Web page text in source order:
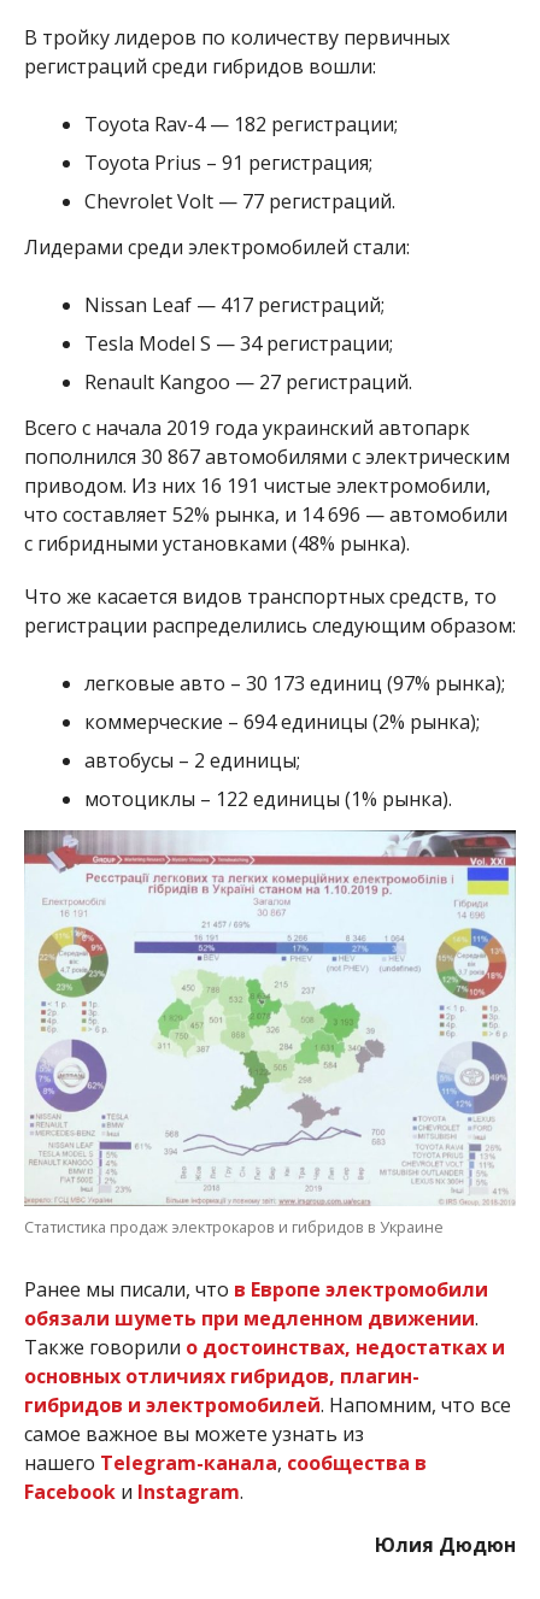
В тройку лидеров по количеству первичных
регистраций среди гибридов вошли:
Toyota Rav-4 — 182 регистрации;
Toyota Prius – 91 регистрация;
Chevrolet Volt — 77 регистраций.
Лидерами среди электромобилей стали:
Nissan Leaf — 417 регистраций;
Tesla Model S — 34 регистрации;
Renault Kangoo — 27 регистраций.
Всего с начала 2019 года украинский автопарк
пополнился 30 867 автомобилями с электрическим
приводом. Из них 16 191 чистые электромобили,
что составляет 52% рынка, и 14 696 — автомобили
с гибридными установками (48% рынка).
Что же касается видов транспортных средств, то
регистрации распределились следующим образом:
легковые авто – 30 173 единиц (97% рынка);
коммерческие – 694 единицы (2% рынка);
автобусы – 2 единицы;
мотоциклы – 122 единицы (1% рынка).
Статистика продаж электрокаров и гибридов в Украине
Ранее мы писали, что в Европе электромобили
обязали шуметь при медленном движении.
Также говорили о достоинствах, недостатках и
основных отличиях гибридов, плагин-
гибридов и электромобилей. Напомним, что все
самое важное вы можете узнать из
нашего Telegram-канала, сообщества в
Facebookи Instagram.
Юлия Дюдюн